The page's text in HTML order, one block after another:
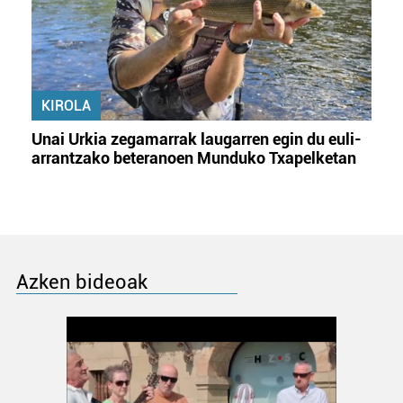
KIROLA
Unai Urkia zegamarrak laugarren egin du euli-
arrantzako beteranoen Munduko Txapelketan
Azken bideoak